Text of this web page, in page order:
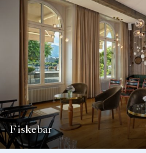
Fiskebar